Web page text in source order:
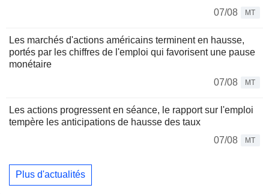
07/08
MT
Les marchés d'actions américains terminent en hausse,
portés par les chiffres de l'emploi qui favorisent une pause
monétaire
07/08
MT
Les actions progressent en séance, le rapport sur l'emploi
tempère les anticipations de hausse des taux
07/08
MT
Plus d'actualités